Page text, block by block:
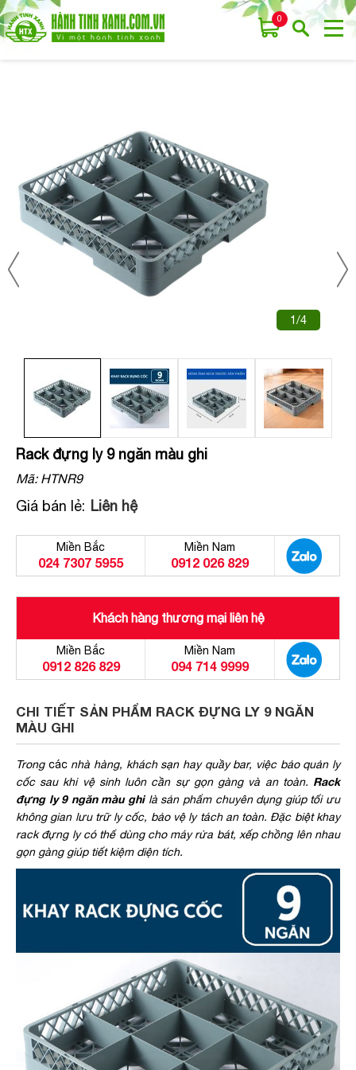
0
1/4
Rack đựng ly 9 ngăn màu ghi
Mã:HTNR9
Giá bán lẻ: Liên hệ
Miền Bắc
024 7307 5955
Miền Nam
0912 026 829
Khách hàng thương mại liên hệ
Miền Bắc
0912 826 829
Miền Nam
094 714 9999
CHI TIẾT SẢN PHẨM RACK ĐỰNG LY 9 NGĂN
MÀU GHI
Trongcácnhà hàng, khách sạn hay quầy bar, việc bảo quản ly
cốc sau khi vệ sinh luôn cần sự gọn gàng và an toàn. Rack
đựng ly 9 ngăn màu ghilà sản phẩm chuyên dụng giúp tối ưu
không gian lưu trữ ly cốc, bảo vệ ly tách an toàn. Đặc biệt khay
rack đựng ly có thể dùng cho máy rửa bát, xếp chồng lên nhau
gọn gàng giúp tiết kiệm diện tích.